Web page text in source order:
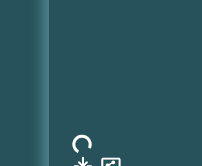
Φόρτωση...